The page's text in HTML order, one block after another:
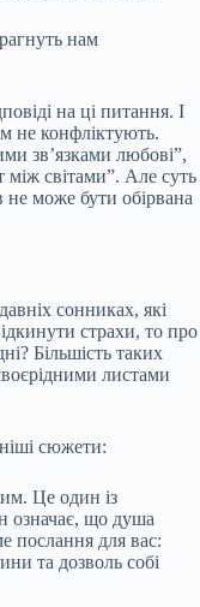
нам
на ці питання. І
не конфліктують.
зв’язками любові”,
між світами”. Але суть
може бути обірвана
сонниках, які
страхи, то про
Більшість таких
листами
сюжети:
Це один із
означає, що душа
послання для вас:
та дозволь собі